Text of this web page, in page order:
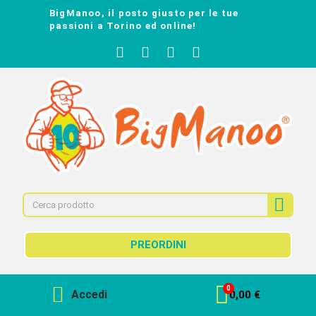
BigManoo, il posto giusto per le tue
passioni a Torino ed online!
PREORDINI
Accedi 0,00 €